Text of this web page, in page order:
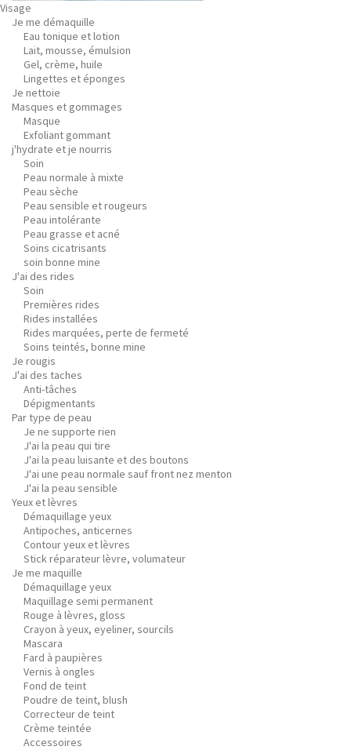
Visage
Je me démaquille
Eau tonique et lotion
Lait, mousse, émulsion
Gel, crème, huile
Lingettes et éponges
Je nettoie
Masques et gommages
Masque
Exfoliant gommant
j'hydrate et je nourris
Soin
Peau normale à mixte
Peau sèche
Peau sensible et rougeurs
Peau intolérante
Peau grasse et acné
Soins cicatrisants
soin bonne mine
J'ai des rides
Soin
Premières rides
Rides installées
Rides marquées, perte de fermeté
Soins teintés, bonne mine
Je rougis
J'ai des taches
Anti-tâches
Dépigmentants
Par type de peau
Je ne supporte rien
J'ai la peau qui tire
J'ai la peau luisante et des boutons
J'ai une peau normale sauf front nez menton
J'ai la peau sensible
Yeux et lèvres
Démaquillage yeux
Antipoches, anticernes
Contour yeux et lèvres
Stick réparateur lèvre, volumateur
Je me maquille
Démaquillage yeux
Maquillage semi permanent
Rouge à lèvres, gloss
Crayon à yeux, eyeliner, sourcils
Mascara
Fard à paupières
Vernis à ongles
Fond de teint
Poudre de teint, blush
Correcteur de teint
Crème teintée
Accessoires